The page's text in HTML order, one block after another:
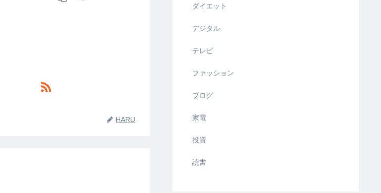
HARU
ダイエット
デジタル
テレビ
ファッション
ブログ
家電
投資
読書